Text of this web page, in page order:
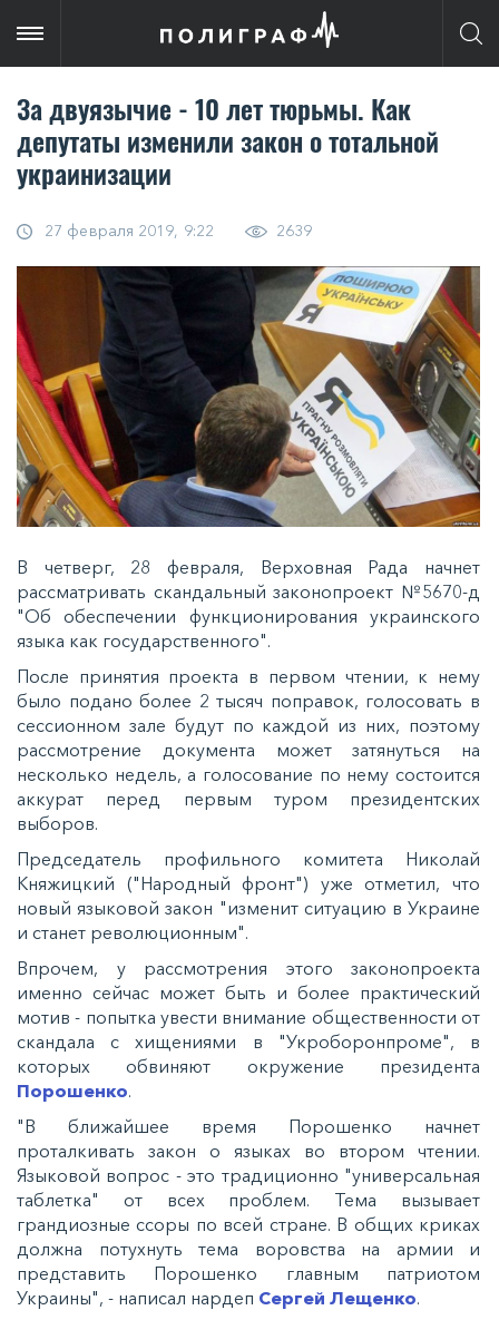
За двуязычие - 10 лет тюрьмы. Как
депутаты изменили закон о тотальной
украинизации
27 февраля 2019, 9:22 2639
В четверг, 28 февраля, Верховная Рада начнет
рассматривать скандальный законопроект №5670-д
"Об обеспечении функционирования украинского
языка как государственного".
После принятия проекта в первом чтении, к нему
было подано более 2 тысяч поправок, голосовать в
сессионном зале будут по каждой из них, поэтому
рассмотрение документа может затянуться на
несколько недель, а голосование по нему состоится
аккурат перед первым туром президентских
выборов.
Председатель профильного комитета Николай
Княжицкий ("Народный фронт") уже отметил, что
новый языковой закон "изменит ситуацию в Украине
и станет революционным".
Впрочем, у рассмотрения этого законопроекта
именно сейчас может быть и более практический
мотив - попытка увести внимание общественности от
скандала с хищениями в "Укроборонпроме", в
которых обвиняют окружение президента
Порошенко.
"В ближайшее время Порошенко начнет
проталкивать закон о языках во втором чтении.
Языковой вопрос - это традиционно "универсальная
таблетка" от всех проблем. Тема вызывает
грандиозные ссоры по всей стране. В общих криках
должна потухнуть тема воровства на армии и
представить Порошенко главным патриотом
Украины", - написал нардеп Сергей Лещенко.